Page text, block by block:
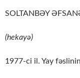
SOLTANBƏY
(hekayə)
1977-ci il. Yay